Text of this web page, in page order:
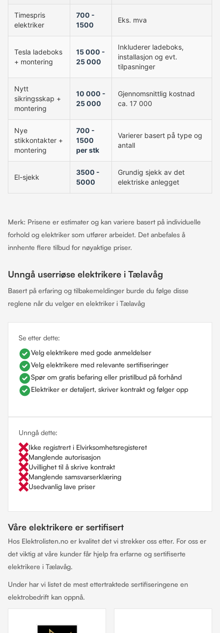
Timespris
elektriker
700 -
1500
Eks. mva
Tesla ladeboks
+ montering
15 000 -
25 000
Inkluderer ladeboks,
installasjon og evt.
tilpasninger
Nytt
sikringsskap +
montering
10 000 -
25 000
Gjennomsnittlig kostnad
ca. 17 000
Nye
stikkontakter +
montering
700 -
1500
per stk
Varierer basert på type og
antall
El-sjekk
3500 -
5000
Grundig sjekk av det
elektriske anlegget
Merk: Prisene er estimater og kan variere basert på individuelle
forhold og elektriker som utfører arbeidet. Det anbefales å
innhente flere tilbud for nøyaktige priser.
Unngå userriøse elektrikere i Tælavåg
Basert på erfaring og tilbakemeldinger burde du følge disse
reglene når du velger en elektriker i Tælavåg
Se etter dette:
Velg elektrikere med gode anmeldelser
Velg elektrikere med relevante sertifiseringer
Spør om gratis befaring eller pristilbud på forhånd
Elektriker er detaljert, skriver kontrakt og følger opp
Unngå dette:
Ikke registrert i Elvirksomhetsregisteret
Manglende autorisasjon
Uvillighet til å skrive kontrakt
Manglende samsvarserklæring
Usedvanlig lave priser
Våre elektrikere er sertifisert
Hos Elektrolisten.no er kvalitet det vi strekker oss etter. For oss er
det viktig at våre kunder får hjelp fra erfarne og sertifiserte
elektrikere i Tælavåg.
Under har vi listet de mest ettertraktede sertifiseringene en
elektrobedrift kan oppnå.